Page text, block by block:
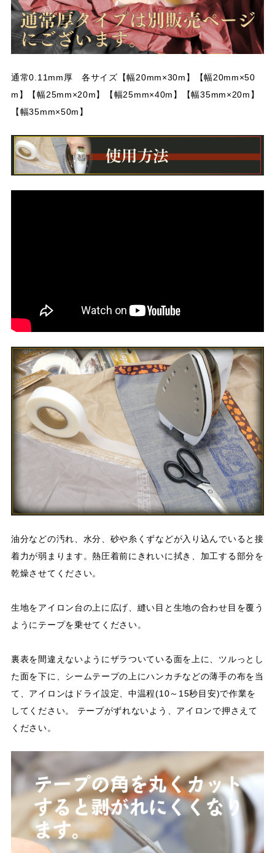
通常0.11mm厚 各サイズ【幅20mm×30m】【幅20mm×50
m】【幅25mm×20m】【幅25mm×40m】【幅35mm×20m】
【幅35mm×50m】
油分などの汚れ、水分、砂や糸くずなどが入り込んでいると接
着力が弱まります。熱圧着前にきれいに拭き、加工する部分を
乾燥させてください。
生地をアイロン台の上に広げ、縫い目と生地の合わせ目を覆う
ようにテープを乗せてください。
裏表を間違えないようにザラついている面を上に、ツルっとし
た面を下に、シームテープの上にハンカチなどの薄手の布を当
て、アイロンはドライ設定、中温程(10～15秒目安)で作業を
してください。 テープがずれないよう、アイロンで押さえて
ください。